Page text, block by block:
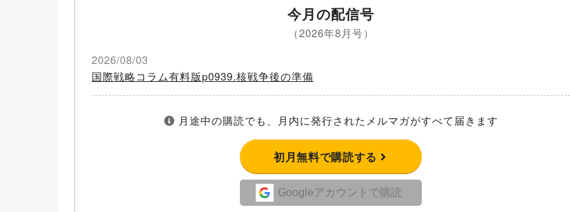
今月の配信号
（2026年8月号）
2026/08/03
国際戦略コラム有料版p0939.核戦争後の準備
月途中の購読でも、月内に発行されたメルマガがすべて届きます
初月無料で購読する
Googleアカウントで購読